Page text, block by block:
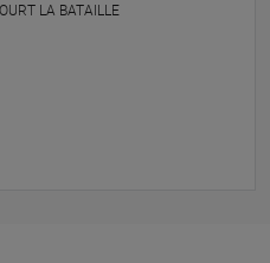
LA BATAILLE